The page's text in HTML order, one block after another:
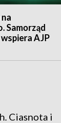
Samorząd
AJP
Ciasnota i